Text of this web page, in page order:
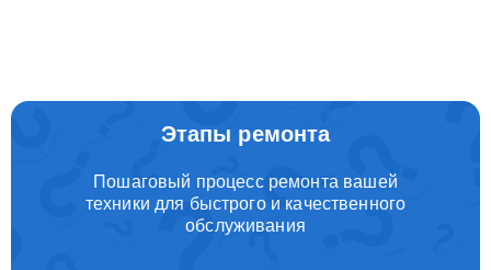
Этапы ремонта
Пошаговый процесс ремонта вашей
техники для быстрого и качественного
обслуживания